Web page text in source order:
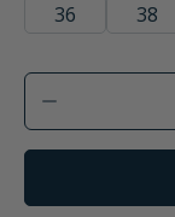
36
38
Produkt